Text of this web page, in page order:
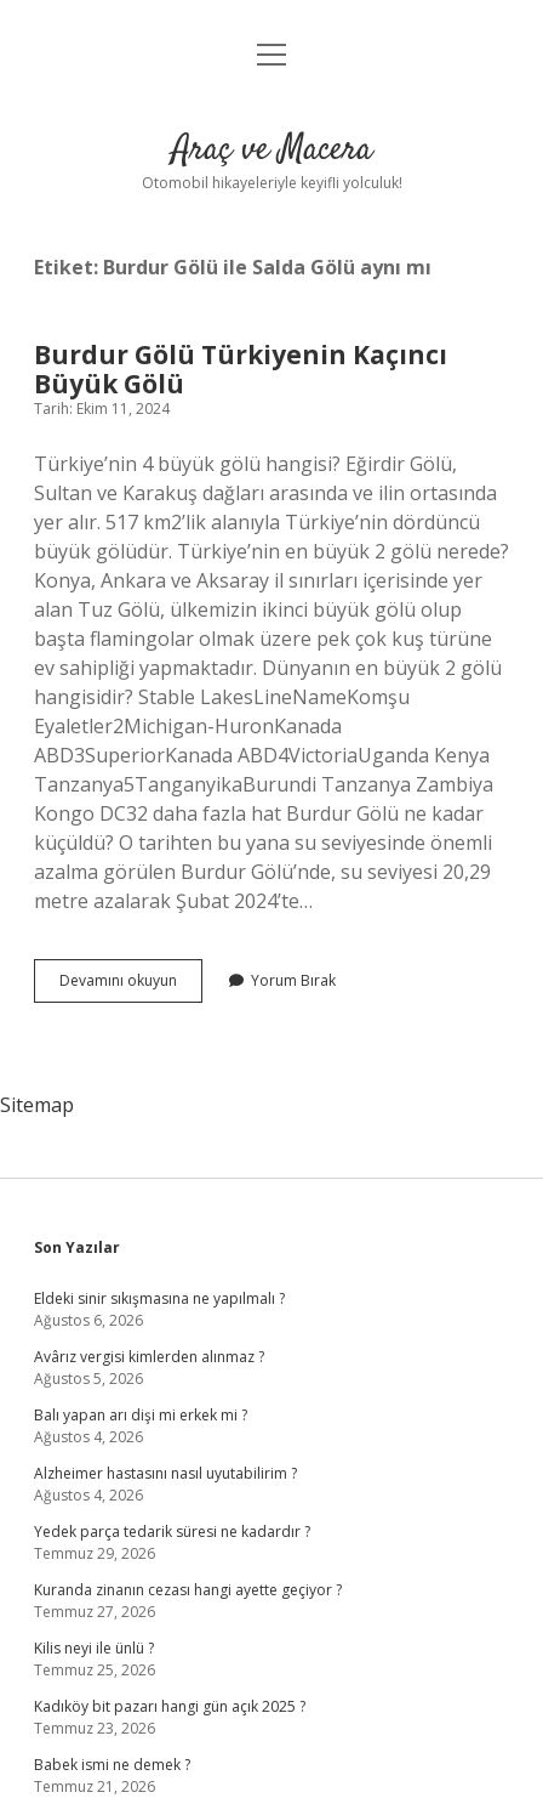
Anasayfa
Yasal Uyarı
menüyü
Araç ve Macera
Otomobil hikayeleriyle keyifli yolculuk!
Etiket: Burdur Gölü ile Salda Gölü aynı mı
Burdur Gölü Türkiyenin Kaçıncı
Büyük Gölü
Tarih: Ekim 11, 2024
Türkiye’nin 4 büyük gölü hangisi? Eğirdir Gölü,
Sultan ve Karakuş dağları arasında ve ilin ortasında
yer alır. 517 km2’lik alanıyla Türkiye’nin dördüncü
büyük gölüdür. Türkiye’nin en büyük 2 gölü nerede?
Konya, Ankara ve Aksaray il sınırları içerisinde yer
alan Tuz Gölü, ülkemizin ikinci büyük gölü olup
başta flamingolar olmak üzere pek çok kuş türüne
ev sahipliği yapmaktadır. Dünyanın en büyük 2 gölü
hangisidir? Stable LakesLineNameKomşu
Eyaletler2Michigan-HuronKanada
ABD3SuperiorKanada ABD4VictoriaUganda Kenya
Tanzanya5TanganyikaBurundi Tanzanya Zambiya
Kongo DC32 daha fazla hat Burdur Gölü ne kadar
küçüldü? O tarihten bu yana su seviyesinde önemli
azalma görülen Burdur Gölü’nde, su seviyesi 20,29
metre azalarak Şubat 2024’te…
Devamını okuyun
Gölü
Yorum Bırak
Sitemap
Sidebar
Son Yazılar
Eldeki sinir sıkışmasına ne yapılmalı ?
Ağustos 6, 2026
Avârız vergisi kimlerden alınmaz ?
Ağustos 5, 2026
Balı yapan arı dişi mi erkek mi ?
Ağustos 4, 2026
Alzheimer hastasını nasıl uyutabilirim ?
Ağustos 4, 2026
Yedek parça tedarik süresi ne kadardır ?
Temmuz 29, 2026
Kuranda zinanın cezası hangi ayette geçiyor ?
Temmuz 27, 2026
Kilis neyi ile ünlü ?
Temmuz 25, 2026
Kadıköy bit pazarı hangi gün açık 2025 ?
Temmuz 23, 2026
Babek ismi ne demek ?
Temmuz 21, 2026